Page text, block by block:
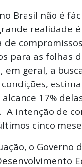
Brasil não é
realidade
de
para as folhas
em geral, a
17%
A intenção de
cinco
o Governo